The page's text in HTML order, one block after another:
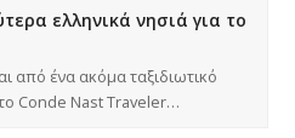
ελληνικά νησιά για το
από ένα ακόμα ταξιδιωτικό
Conde Nast Traveler…